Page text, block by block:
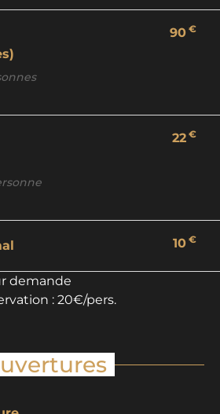
90 €
22 €
10 €
demande
: 20€/pers.